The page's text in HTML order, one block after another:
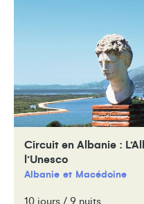
Circuit en Albanie :
l’Unesco
Albanie Macédoine
10 jours / 9 nuits